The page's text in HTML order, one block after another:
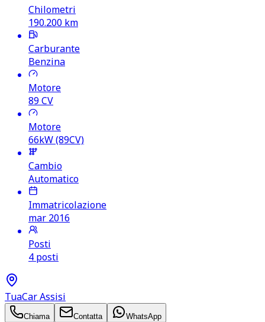
Chilometri
190.200 km
Carburante
Benzina
Motore
89CV
Motore
66kW (89CV)
Cambio
Automatico
Immatricolazione
mar 2016
Posti
4 posti
TuaCar Assisi
Chiama Contatta WhatsApp